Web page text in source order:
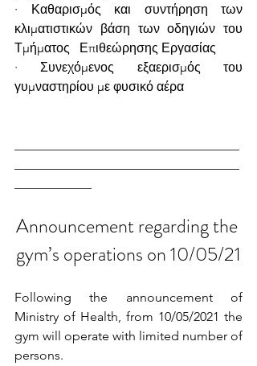
· Καθαρισμός και συντήρηση των
κλιματιστικών βάση των οδηγιών του
Τμήματος   Επιθεώρησης Εργασίας
· Συνεχόμενος εξαερισμός του
γυμναστηρίου με φυσικό αέρα
Announcement regarding the
gym’s operations on 10/05/21
Following the announcement of
Ministry of Health, from 10/05/2021 the
gym will operate with limited number of
persons.